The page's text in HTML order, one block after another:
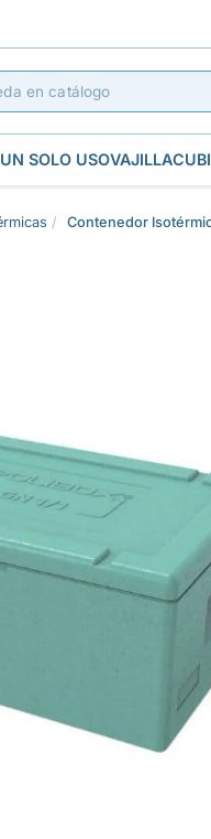
SOLO USOVAJILLA
Contenedor